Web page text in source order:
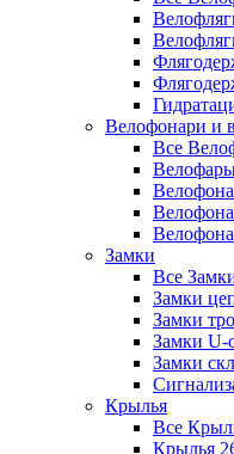
Велофонари и
Все
Замки
Все
Замки
Замки
Замки U-
Замки
Крылья
Все
Крылья